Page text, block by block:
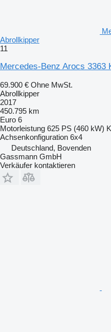
Abrollkipper
11
Mercedes-Benz Arocs 3363
69.900 € Ohne MwSt.
Abrollkipper
2017
450.795 km
Euro 6
Motorleistung 625 PS (460 kW)
Achsenkonfiguration 6x4
Deutschland, Bovenden
Gassmann GmbH
Verkäufer kontaktieren